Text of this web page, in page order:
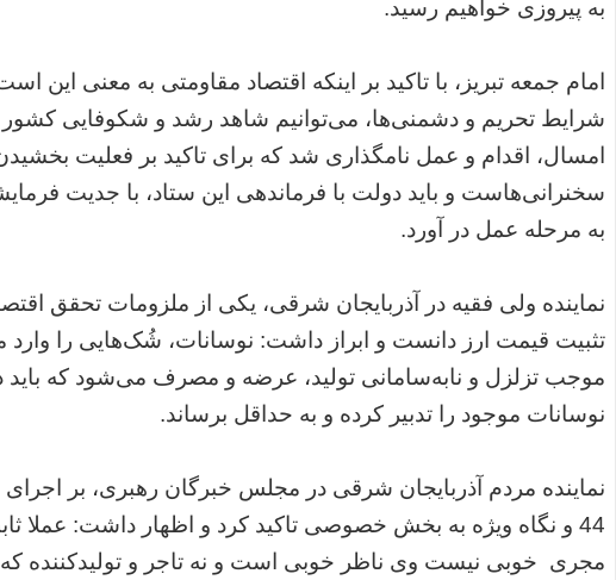
به پیروزی خواهیم رسید.
امام جمعه تبریز، با تاکید بر اینکه اقتصاد مقاومتی به معنی این
شرایط تحریم و دشمنی‌ها، می‌توانیم شاهد رشد و شکوفایی
امسال، اقدام و عمل نامگذاری شد که برای تاکید بر فعلیت
سخنرانی‌ها‌ست و باید دولت با فرماندهی این ستاد، با جدیت
به مرحله عمل در آورد.
نماینده ولی فقیه در آذربایجان شرقی، یکی از ملزومات تحقق
تثبیت قیمت ارز دانست و ابراز داشت: نوسانات، شُک‌هایی را وارد
موجب تزلزل و نابه‌سامانی تولید، عرضه و مصرف می‌شود که باید
نوسانات موجود را تدبیر کرده و به حداقل برساند.
نماینده مردم آذربایجان شرقی در مجلس خبرگان رهبری، بر
44 و نگاه ویژه به بخش خصوصی تاکید کرد و اظهار داشت: عملا
مجری خوبی نیست وی ناظر خوبی است و نه تاجر و تولید‌کننده که